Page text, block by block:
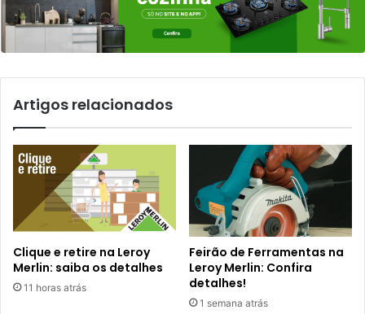
Artigos relacionados
Clique e retire na Leroy
Merlin: saiba os detalhes
11 horas atrás
Feirão de Ferramentas na
Leroy Merlin: Confira
detalhes!
1 semana atrás